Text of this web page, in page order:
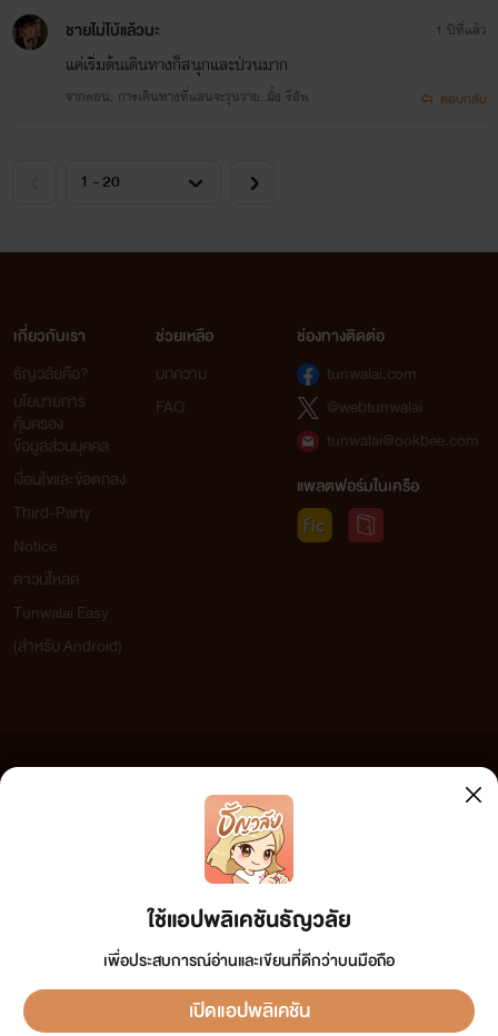
ชายไม่โบ้แล้วนะ
แค่เริ่มต้นเดินทางก็สนุกและป่วนมาก
จากตอน: การเดินทางที่แสนจะวุนวาย..มั้ง รีอัพ
1 ปีที่แล้ว
ตอบกลับ
ใช้แอปพลิเคชันธัญวลัย
เพื่อประสบการณ์อ่านและเขียนที่ดีกว่าบนมือถือ
เปิดแอปพลิเคชัน
เกี่ยวกับเรา
ธัญวลัยคือ?
นโยบายการ
คุ้มครอง
ข้อมูลส่วนบุคคล
เงื่อนไขและข้อตกลง
Third-Party
Notice
ดาวน์โหลด
Tunwalai Easy
(สำหรับ Android)
ช่วยเหลือ
บทความ
FAQ
ช่องทางติดต่อ
tunwalai.com
@webtunwalai
tunwalai@ookbee.com
แพลตฟอร์มในเครือ
เว็บไซต์แห่งนี้ไม่ได้เห็นด้วยและไม่ขอรับผิดชอบต่อข้อความใดๆ ทั้งสิ้น ดังนั้นผู้อ่านทุกท่านโปรดใช้
วิจารณญาณในการกลั่นกรองด้วยตนเอง และหากท่านพบข้อความใดๆ ที่ขัดต่อกฎหมายและศีลธรรม
กรุณาแจ้งมาที่ tunwalai@ookbee.com เพื่อทีมงานจะได้ดำเนินการในทันที ทั้งนี้ ทางเว็บไซต์ขอสงวน
ลิขสิทธิ์ตามพระราชบัญญัติลิขสิทธิ์ (ฉบับเพิ่มเติม) พ.ศ.2558